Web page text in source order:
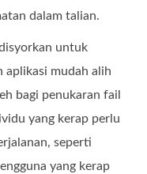
dalam talian.
untuk
aplikasi mudah alih
bagi penukaran fail
yang kerap perlu
seperti
yang kerap